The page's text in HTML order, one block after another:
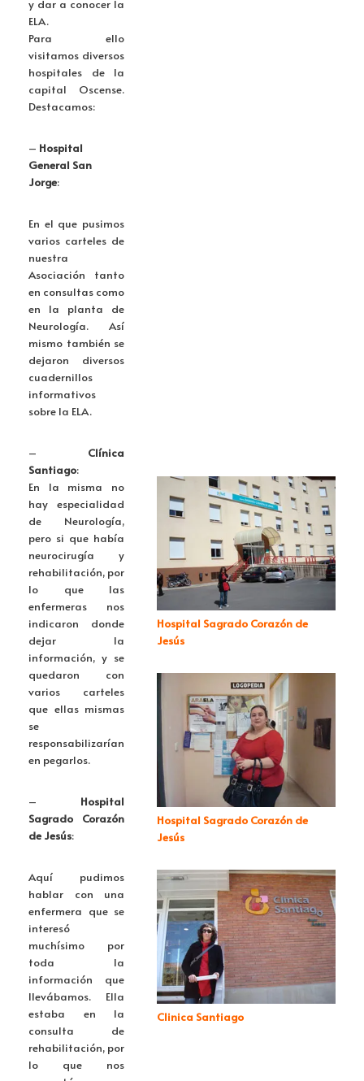
y dar a conocer la
ELA.
Para ello
visitamos diversos
hospitales de la
capital Oscense.
Destacamos:
– Hospital
General San
Jorge:
En el que pusimos
varios carteles de
nuestra
Asociación tanto
en consultas como
en la planta de
Neurología. Así
mismo también se
dejaron diversos
cuadernillos
informativos
sobre la ELA.
– Clínica
Santiago:
En la misma no
hay especialidad
de Neurología,
pero si que había
neurocirugía y
rehabilitación, por
lo que las
enfermeras nos
indicaron donde
dejar la
información, y se
quedaron con
varios carteles
que ellas mismas
se
responsabilizarían
en pegarlos.
– Hospital
Sagrado Corazón
de Jesús:
Aquí pudimos
hablar con una
enfermera que se
interesó
muchísimo por
toda la
información que
llevábamos. Ella
estaba en la
consulta de
rehabilitación, por
lo que nos
Hospital Sagrado Corazón de
Jesús
Hospital Sagrado Corazón de
Jesús
Clinica Santiago